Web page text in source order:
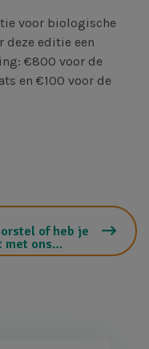
voor biologische
deze editie een
€800 voor de
en €100 voor de
of heb je
met ons…